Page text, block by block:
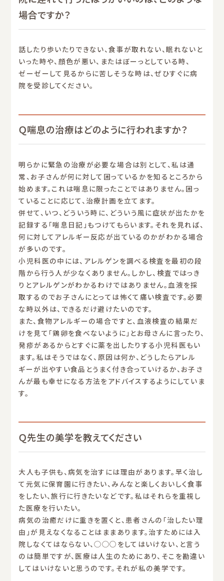
場合ですか？
話したり歩いたりできない、食事が取れない、眠れないと
いった時や、顔色が悪い、またはぼーっとしている時、
ゼーゼーして見るからに苦しそうな時は、ぜひすぐに病
院を受診してください。
Ｑ喘息の治療はどのように行われますか？
明らかに緊急の治療が必要な場合は別として、私は通
常、お子さんが何に対して困っているかを知るところから
始めます。これは喘息に限ったことではありません。困っ
ていることに応じて、治療計画を立てます。
併せて、いつ、どういう時に、どういう風に症状が出たかを
記録する「喘息日記」もつけてもらいます。それを見れば、
何に対してアレルギー反応が出ているのかがわかる場合
が多いのです。
小児科医の中には、アレルゲンを調べる検査を最初の段
階から行う人が少なくありません。しかし、検査ではっき
りとアレルゲンがわかるわけではありません。血液を採
取するのでお子さんにとっては怖くて痛い検査です。必要
な時以外は、できるだけ避けたいのです。
また、食物アレルギーの場合ですと、血液検査の結果だ
けを見て「鶏卵を食べないように」とお母さんに言ったり、
発疹があるからとすぐに薬を出したりする小児科医もい
ます。私はそうではなく、原因は何か、どうしたらアレル
ギーが出やすい食品とうまく付き合っていけるか、お子さ
んが最も幸せになる方法をアドバイスするようにしていま
す。
Ｑ先生の美学を教えてください
大人も子供も、病気を治すには理由があります。早く治し
て元気に保育園に行きたい、みんなと楽しくおいしく食事
をしたい、旅行に行きたいなどです。私はそれらを重視し
た医療を行いたい。
病気の治癒だけに重きを置くと、患者さんの「治したい理
由」が見えなくなることはままあります。治すためには入
院しなくてはならない、◯◯○をしてはいけない、と言う
のは簡単ですが、医療は人生のためにあり、そこを勘違い
してはいけないと思うのです。それが私の美学です。